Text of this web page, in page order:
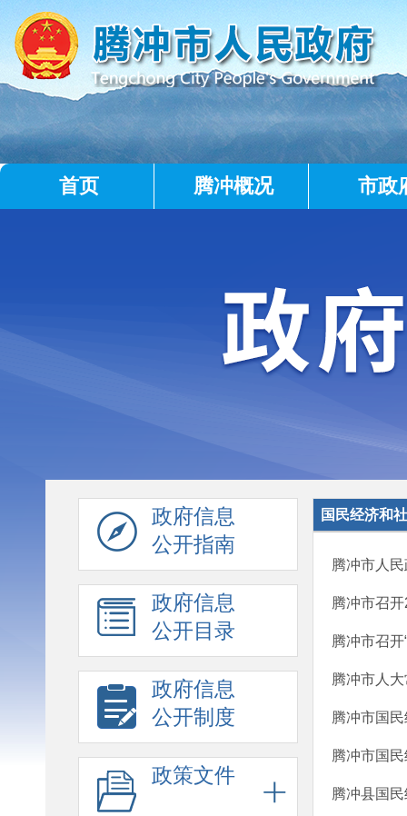
首页 腾冲概况 市政
政府信息
公开指南
政府信息
公开目录
政府信息
公开制度
政策文件
国民经济和
腾冲市人
腾冲市召
腾冲市召
腾冲市人
腾冲市国
腾冲市国
腾冲县国